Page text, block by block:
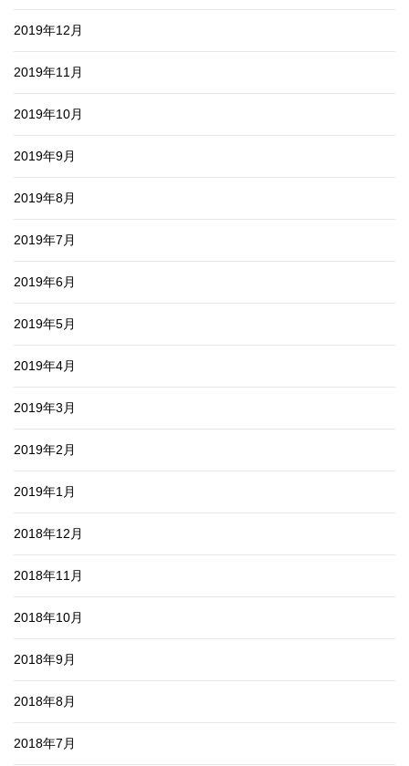
2019年12月
2019年11月
2019年10月
2019年9月
2019年8月
2019年7月
2019年6月
2019年5月
2019年4月
2019年3月
2019年2月
2019年1月
2018年12月
2018年11月
2018年10月
2018年9月
2018年8月
2018年7月